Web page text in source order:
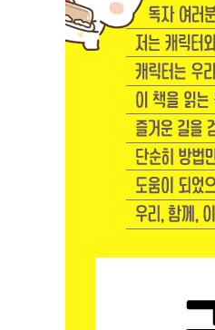
나의 실력과 위치 체크
● 이모티콘 작가 인터
4. 제작: 이모티콘 제작
이모티콘용 캐릭터의
24가지 이모티콘 내용
텍스트 유무에 대한 고
움직이는 이모티콘의
5. 강좌: 클립스튜디